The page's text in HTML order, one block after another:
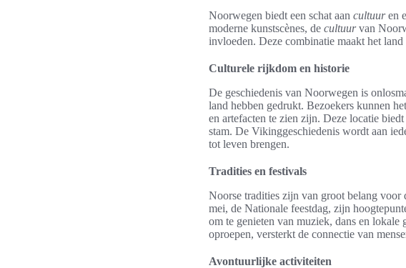
Noorwegen biedt een schat aan cultuuren
moderne kunstscènes, de cultuurvan
invloeden. Deze combinatie maakt het
Culturele rijkdom en historie
De geschiedenis van Noorwegen is
land hebben gedrukt. Bezoekers kunnen
en artefacten te zien zijn. Deze locatie
stam. De Vikinggeschiedenis wordt aan
tot leven brengen.
Tradities en festivals
Noorse tradities zijn van groot belang
mei, de Nationale feestdag, zijn
om te genieten van muziek, dans en lokale
oproepen, versterkt de connectie van
Avontuurlijke activiteiten